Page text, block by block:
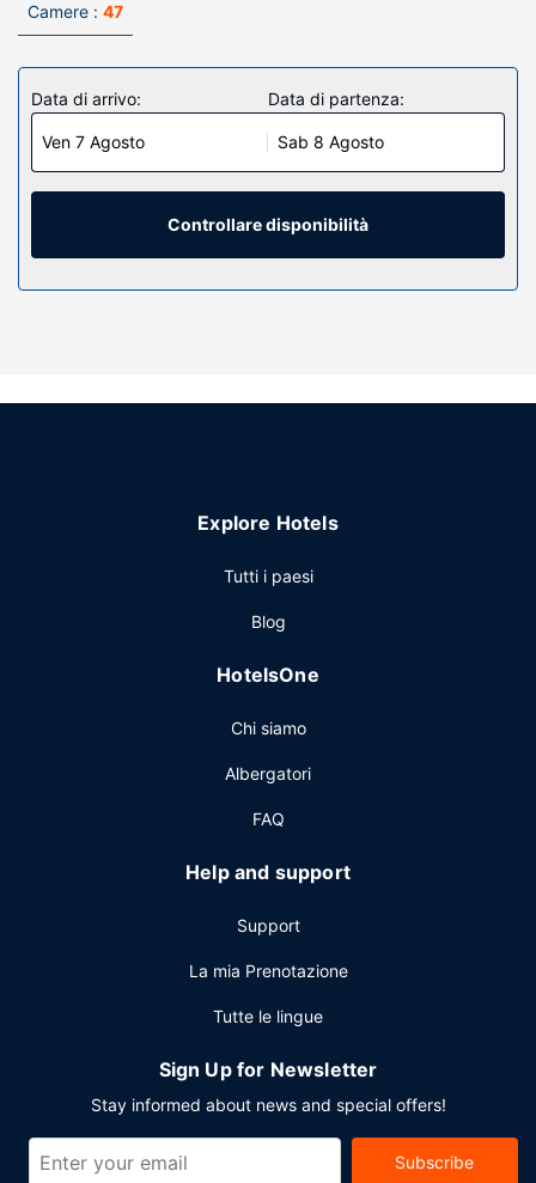
Camere : 47
Data di arrivo:
Ven 7 Agosto
Data di partenza:
Sab 8 Agosto
Controllare disponibilità
Explore Hotels
Tutti i paesi
Blog
HotelsOne
Chi siamo
Albergatori
FAQ
Help and support
Support
La mia Prenotazione
Tutte le lingue
Sign Up for Newsletter
Stay informed about news and special offers!
Subscribe